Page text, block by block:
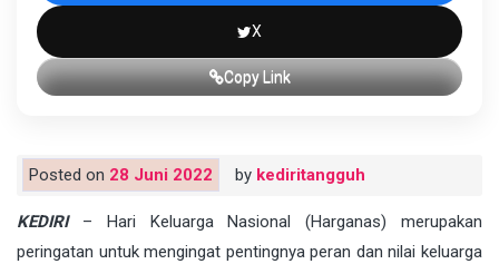
X
Copy Link
Posted on 28 Juni 2022 by kediritangguh
KEDIRI– Hari Keluarga Nasional (Harganas) merupakan
peringatan untuk mengingat pentingnya peran dan nilai keluarga